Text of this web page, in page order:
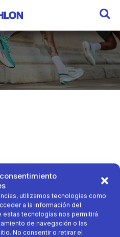
utilizamos tecnologías como
a la información del
tecnologías nos permitirá
de navegación o las
No consentir o retirar el